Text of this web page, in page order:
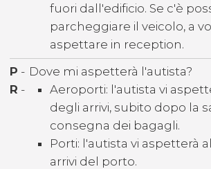
fuori dall'edificio. Se c'è
parcheggiare il veicolo, a
aspettare in reception.
P - Dove mi aspetterà l'autista?
R -
Aeroporti: l'autista vi
degli arrivi, subito dopo la
consegna dei bagagli.
Porti: l'autista vi aspetterà
arrivi del porto.